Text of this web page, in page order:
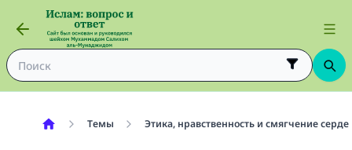
Темы Этика, нравственность и смягчение